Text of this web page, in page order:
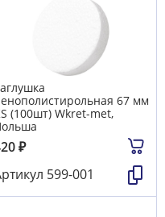
67 мм
(100шт) Wkret-met,
₽
599-001